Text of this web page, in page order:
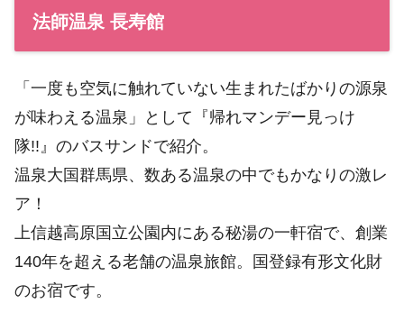
法師温泉 長寿館
「一度も空気に触れていない生まれたばかりの源泉
が味わえる温泉」として『帰れマンデー見っけ
隊!!』のバスサンドで紹介。
温泉大国群馬県、数ある温泉の中でもかなりの激レ
ア！
上信越高原国立公園内にある秘湯の一軒宿で、創業
140年を超える老舗の温泉旅館。国登録有形文化財
のお宿です。